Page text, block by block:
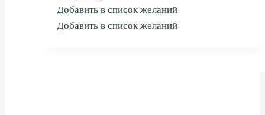
Добавить в список желаний
Добавить в список желаний